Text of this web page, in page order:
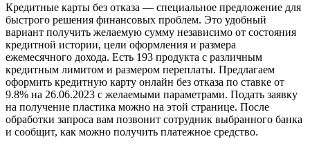
Кредитные карты без отказа — специальное предложение для
быстрого решения финансовых проблем. Это удобный
вариант получить желаемую сумму независимо от состояния
кредитной истории, цели оформления и размера
ежемесячного дохода. Есть 193 продукта с различным
кредитным лимитом и размером переплаты. Предлагаем
оформить кредитную карту онлайн без отказа по ставке от
9.8% на 26.06.2023 с желаемыми параметрами. Подать заявку
на получение пластика можно на этой странице. После
обработки запроса вам позвонит сотрудник выбранного банка
и сообщит, как можно получить платежное средство.